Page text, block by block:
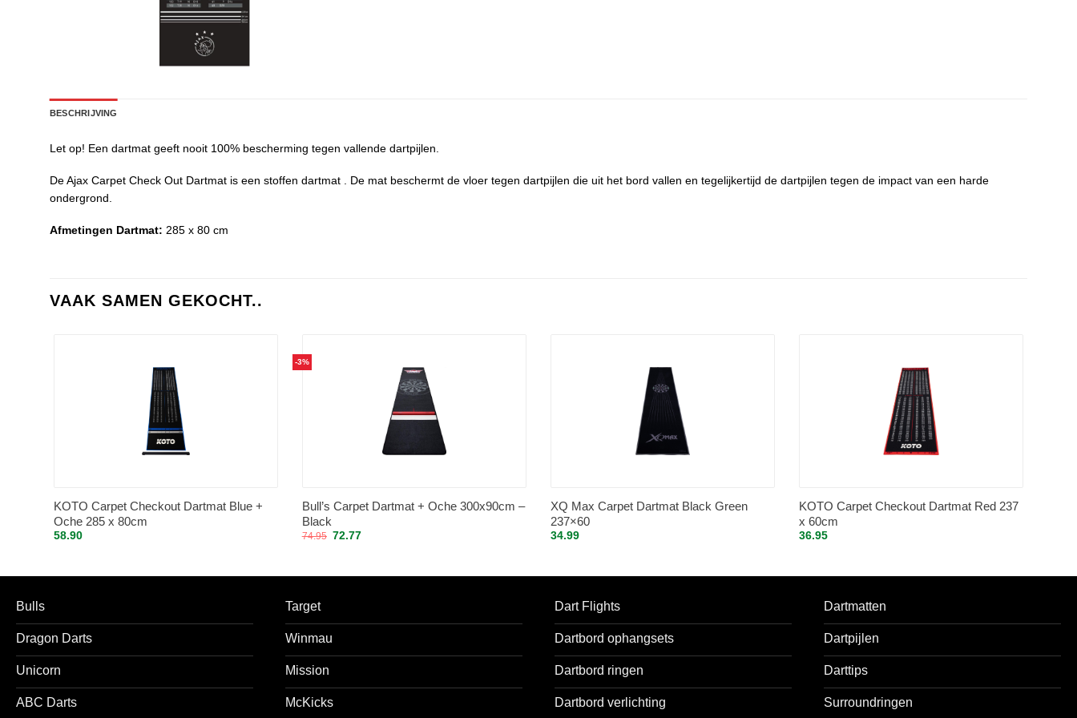
BESCHRIJVING
Let op! Een dartmat geeft nooit 100% bescherming tegen vallende dartpijlen.
De Ajax Carpet Check Out Dartmat is een stoffen dartmat . De mat beschermt de vloer tegen dartpijlen die uit het bord vallen en tegelijkertijd de dartpijlen tegen de impact van een harde
ondergrond.
Afmetingen Dartmat: 285 x 80 cm
VAAK SAMEN GEKOCHT..
KOTO Carpet Checkout Dartmat Blue +
Oche 285 x 80cm
58.90
-3%
Bull’s Carpet Dartmat + Oche 300x90cm –
Black
74.95 Oorspronkelijke
72.77Huidige
XQ Max Carpet Dartmat Black Green
237×60
34.99
KOTO Carpet Checkout Dartmat Red 237
x 60cm
36.95
Bulls
Dragon Darts
Unicorn
ABC Darts
Target
Winmau
Mission
McKicks
Dart Flights
Dartbord ophangsets
Dartbord ringen
Dartbord verlichting
Dartmatten
Dartpijlen
Darttips
Surroundringen